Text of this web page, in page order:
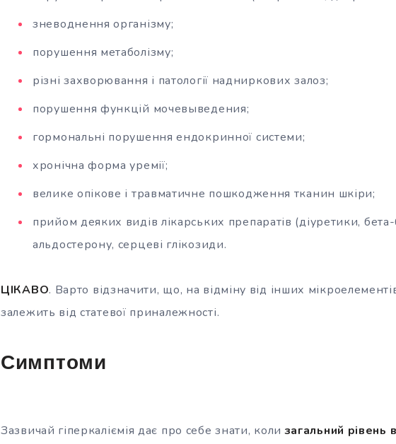
зневоднення організму;
порушення метаболізму;
різні захворювання і патології надниркових залоз;
порушення функцій мочевыведения;
гормональні порушення ендокринної системи;
хронічна форма уремії;
велике опікове і травматичне пошкодження тканин шкіри;
прийом деяких видів лікарських препаратів (діуретики, бета-
альдостерону, серцеві глікозиди.
ЦІКАВО. Варто відзначити, що, на відміну від інших
залежить від статевої приналежності.
Симптоми
Зазвичай гіперкаліємія дає про себе знати, колизагальний рівень